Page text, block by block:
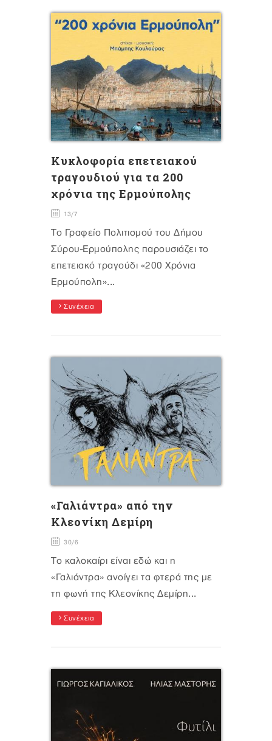
Κυκλοφορία επετειακού
τραγουδιού για τα 200
χρόνια της Ερμούπολης
13/7
Το Γραφείο Πολιτισμού του Δήμου
Σύρου-Ερμούπολης παρουσιάζει το
επετειακό τραγούδι «200 Χρόνια
Ερμούπολη»...
Συνέχεια
«Γαλιάντρα» από την
Κλεονίκη Δεμίρη
30/6
Το καλοκαίρι είναι εδώ και η
«Γαλιάντρα» ανοίγει τα φτερά της με
τη φωνή της Κλεονίκης Δεμίρη...
Συνέχεια